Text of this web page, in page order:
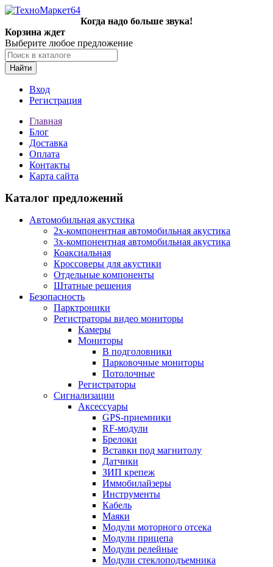
Когда надо больше звука!
Корзина ждет
Выберите любое предложение
Найти
Вход
Регистрация
Главная
Блог
Доставка
Оплата
Контакты
Карта сайта
Каталог предложений
Автомобильная акустика
2х-компонентная автомобильная акустика
3х-компонентная автомобильная акустика
Коаксиальная
Кроссоверы для акустики
Отдельные компоненты
Штатные решения
Безопасность
Парктроники
Регистраторы видео мониторы
Камеры
Мониторы
В подголовники
Парковочные мониторы
Потолочные
Регистраторы
Сигнализации
Аксессуары
GPS-приемники
RF-модули
Брелоки
Вставки под магнитолу
Датчики
ЗИП крепеж
Иммобилайзеры
Инструменты
Кабель
Маяки
Модули моторного отсека
Модули прицепа
Модули релейные
Модули стеклоподъемника